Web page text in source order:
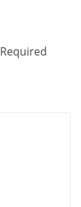
Required